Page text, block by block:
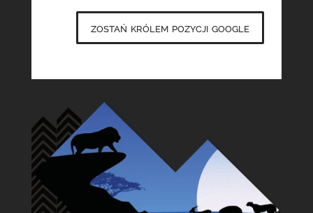
zostań królem pozycji google